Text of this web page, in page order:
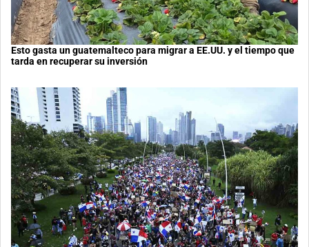
Esto gasta un guatemalteco para migrar a EE.UU. y el tiempo que
tarda en recuperar su inversión